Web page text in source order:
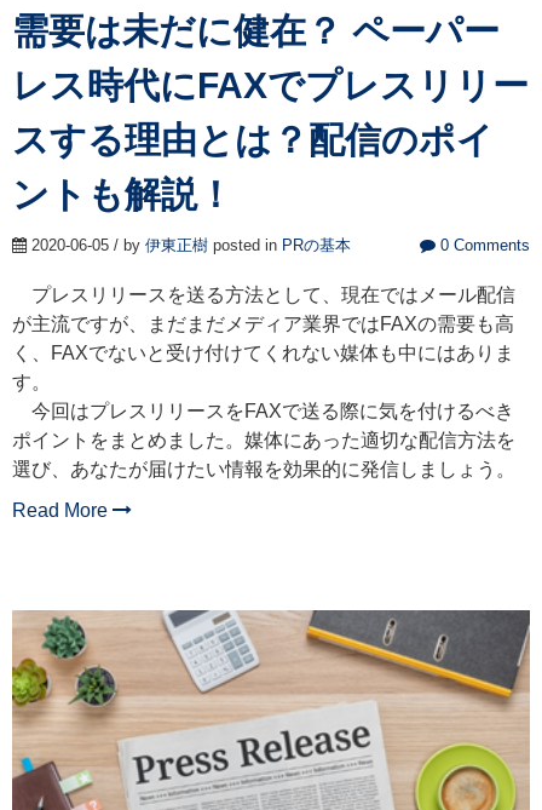
需要は未だに健在？ ペーパー
レス時代にFAXでプレスリリー
スする理由とは？配信のポイ
ントも解説！
2020-06-05 / by 伊東正樹 posted in PRの基本 0 Comments
プレスリリースを送る方法として、現在ではメール配信
が主流ですが、まだまだメディア業界ではFAXの需要も高
く、
FAXでないと受け付けてくれない媒体も中にはありま
す。
今回はプレスリリースをFAXで送る際に気を付けるべき
ポイントをまとめました。媒体にあった適切な配信方法を
選び、あなたが届けたい情報を効果的に発信しましょう。
Read More